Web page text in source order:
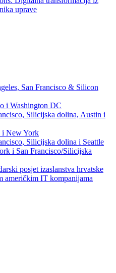
uprave
San Francisco & Silicon
i Washington DC
Silicijska dolina, Austin i
i New York
Silicijska dolina i Seattle
i San Francisco/Silicijska
posjet izaslanstva hrvatske
američkim IT kompanijama